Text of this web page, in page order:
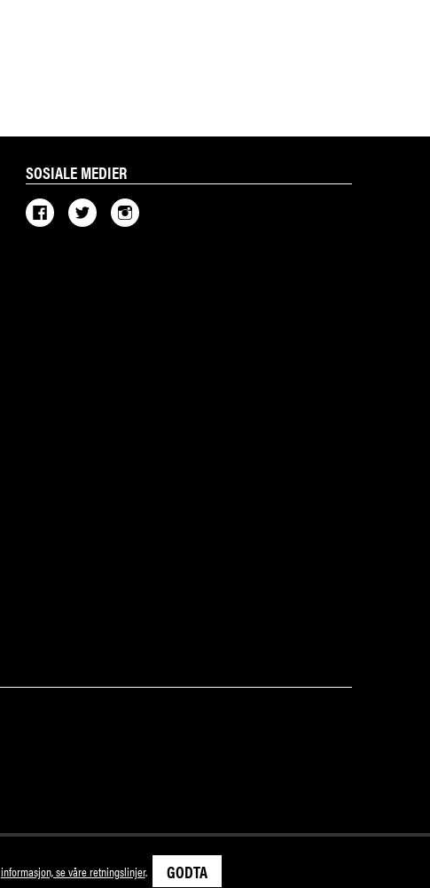
SOSIALE MEDIER
informasjon, se våre retningslinjer. GODTA